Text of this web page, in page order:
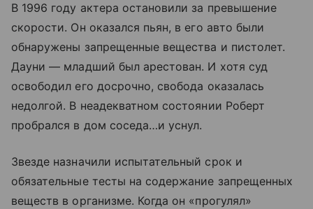
В 1996 году актера остановили за превышение
скорости. Он оказался пьян, в его авто были
обнаружены запрещенные вещества и пистолет.
Дауни — младший был арестован. И хотя суд
освободил его досрочно, свобода оказалась
недолгой. В неадекватном состоянии Роберт
пробрался в дом соседа…и уснул.
Звезде назначили испытательный срок и
обязательные тесты на содержание запрещенных
веществ в организме. Когда он «прогулял»